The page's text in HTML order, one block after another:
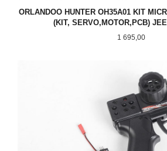
ORLANDOO HUNTER OH35A01 KIT
(KIT, SERVO,MOTOR,PCB)
Pris
1 695,00